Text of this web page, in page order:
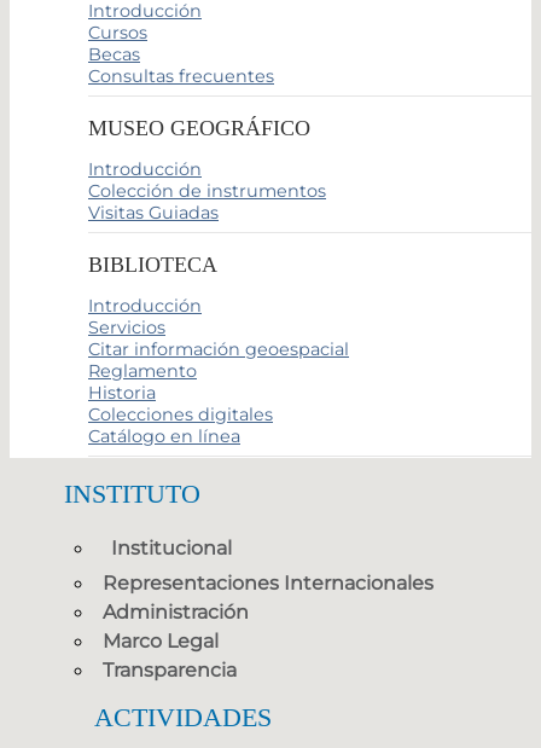
Introducción
Cursos
Becas
Consultas frecuentes
MUSEO GEOGRÁFICO
Introducción
Colección de instrumentos
Visitas Guiadas
BIBLIOTECA
Introducción
Servicios
Citar información geoespacial
Reglamento
Historia
Colecciones digitales
Catálogo en línea
INSTITUTO
Institucional
Representaciones Internacionales
Administración
Marco Legal
Transparencia
ACTIVIDADES